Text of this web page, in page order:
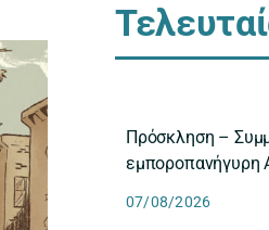
Πρόσκληση –
εμποροπανήγυρη
07/08/2026